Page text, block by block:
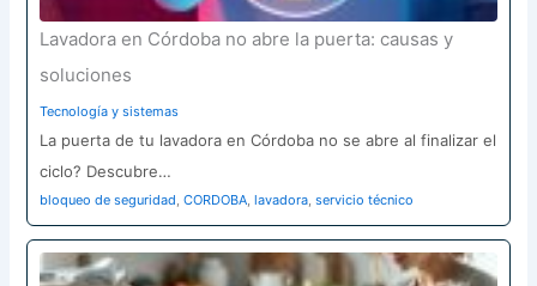
Lavadora en Córdoba no abre la puerta: causas y
soluciones
Tecnología y sistemas
La puerta de tu lavadora en Córdoba no se abre al finalizar el
ciclo? Descubre…
bloqueo de seguridad,CORDOBA,lavadora,servicio técnico